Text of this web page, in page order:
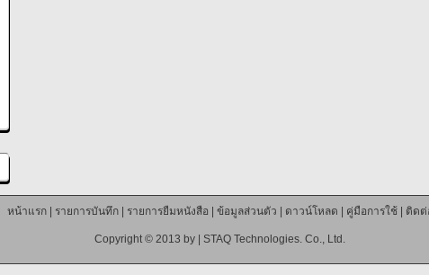
หน้าแรก| รายการบันทึก| รายการยืมหนังสือ ข้อมูลส่วนตัว ดาวน์โหลด คู่มือการใช้| ติดต่
Copyright © 2013 by | STAQ Technologies. Co., Ltd.